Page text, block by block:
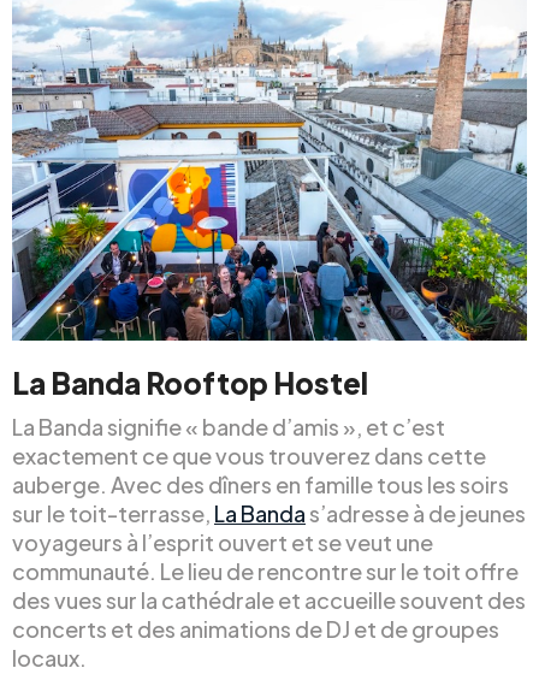
La Banda Rooftop Hostel
La Banda signifie « bande d’amis », et c’est
exactement ce que vous trouverez dans cette
auberge. Avec des dîners en famille tous les soirs
sur le toit-terrasse, La Bandas’adresse à de jeunes
voyageurs à l’esprit ouvert et se veut une
communauté. Le lieu de rencontre sur le toit offre
des vues sur la cathédrale et accueille souvent des
concerts et des animations de DJ et de groupes
locaux.